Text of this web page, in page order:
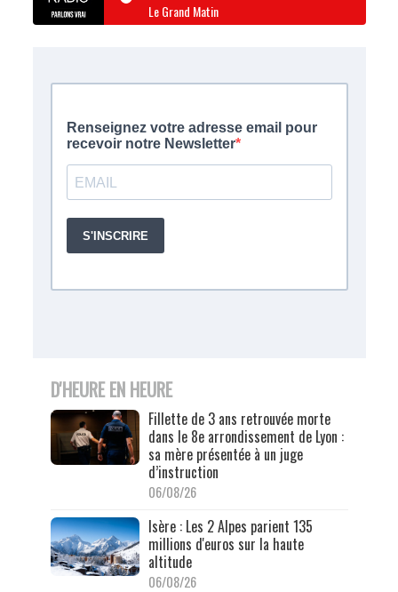
Le Grand Matin
D'HEURE EN HEURE
Fillette de 3 ans retrouvée morte
dans le 8e arrondissement de Lyon :
sa mère présentée à un juge
d’instruction
06/08/26
Isère : Les 2 Alpes parient 135
millions d'euros sur la haute
altitude
06/08/26